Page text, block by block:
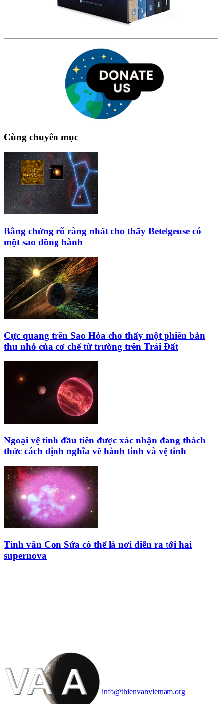
Cùng chuyên mục
Bằng chứng rõ ràng nhất cho thấy Betelgeuse có
một sao đồng hành
Cực quang trên Sao Hỏa cho thấy một phiên bản
thu nhỏ của cơ chế từ trường trên Trái Đất
Ngoại vệ tinh đầu tiên được xác nhận đang thách
thức cách định nghĩa về hành tinh và vệ tinh
Tinh vân Con Sứa có thể là nơi diễn ra tới hai
supernova
info@thienvanvietnam.org